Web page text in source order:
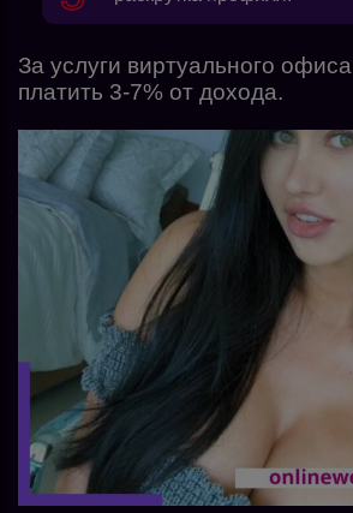
За услуги виртуального
платить 3-7% от дохода.